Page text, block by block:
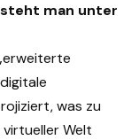
man unter
was zu
Welt